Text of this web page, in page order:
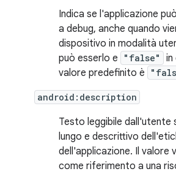
Indica se l'applicazione
a debug, anche quando
dispositivo in modalità
può esserlo e
"false"
valore predefinito è
android:description
Testo leggibile dall'utente
lungo e descrittivo
dell'applicazione. Il valore
come riferimento a una